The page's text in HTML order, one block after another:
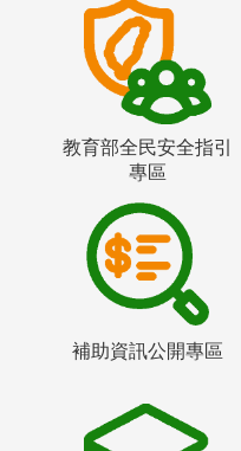
教育部全民安全指引
專區
補助資訊公開專區